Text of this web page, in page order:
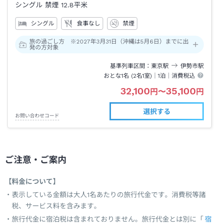
シングル 禁煙 12.8平米
シングル 食事なし 禁煙
旅の過ごし方 ※2027年3月31日（沖縄は5月6日）までに出
発の方対象
基準列車区間 東京駅 伊勢市駅
おとな1名 (2名1室)｜1泊 ｜消費税込
32,100 円 〜35,100 円
お問い合わせコード
選択する
ご注意・ご案内
【料金について】
表示している金額は大人1名あたりの旅行代金です。消費税等諸
税、サービス料を含みます。
旅行代金に宿泊税は含まれておりません。旅行代金とは別に「 宿